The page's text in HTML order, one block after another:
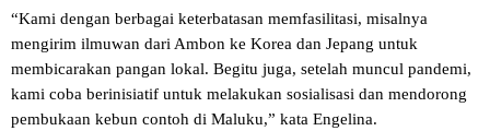
“Kami dengan berbagai keterbatasan memfasilitasi, misalnya
mengirim ilmuwan dari Ambon ke Korea dan Jepang untuk
membicarakan pangan lokal. Begitu juga, setelah muncul pandemi,
kami coba berinisiatif untuk melakukan sosialisasi dan mendorong
pembukaan kebun contoh di Maluku,” kata Engelina.